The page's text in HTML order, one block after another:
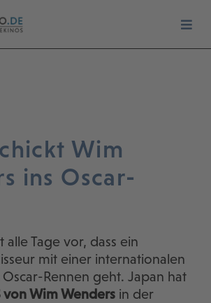
Wim
ins Oscar-
alle Tage vor, dass ein
mit einer internationalen
Rennen geht. Japan hat
von Wim Wenders in der